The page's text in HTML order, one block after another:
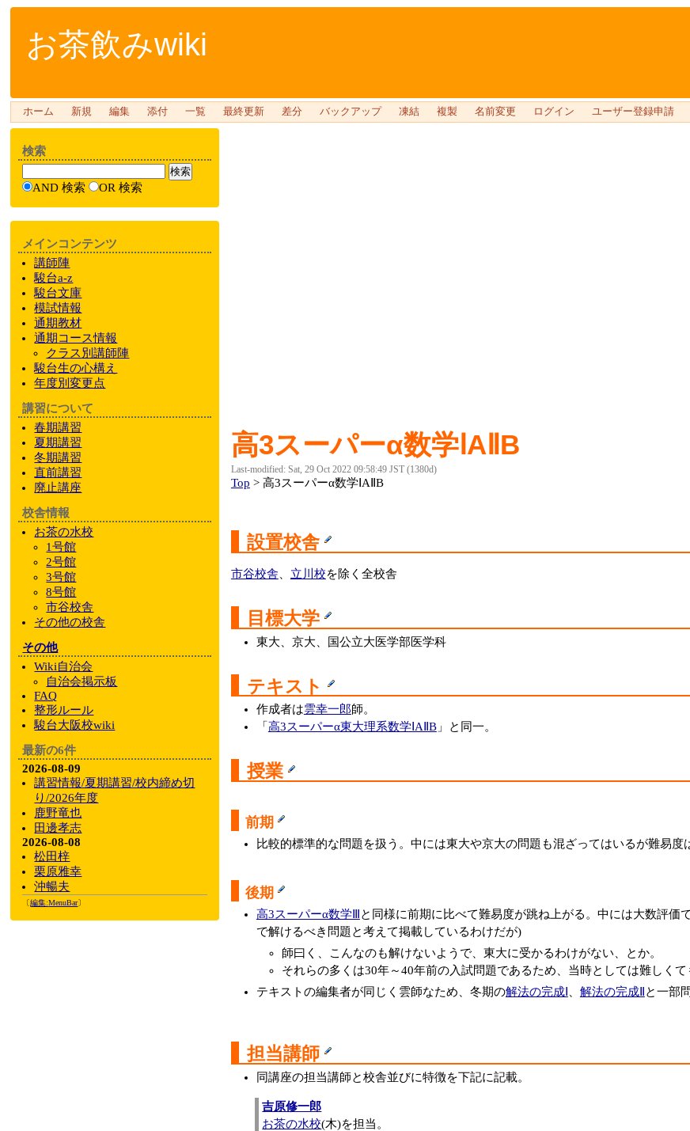
お茶飲みwiki
ホーム 新規 編集 添付 一覧 最終更新 差分 バックアップ 凍結 複製 名前変更 ログイン ユーザー登録申請
高3スーパーα数学ⅠAⅡB
Last-modified: Sat, 29 Oct 2022 09:58:49 JST (1380d)
Top > 高3スーパーα数学ⅠAⅡB
設置校舎
市谷校舎 立川校を除く全校舎
目標大学
東大、京大、国公立大医学部医学科
テキスト
作成者は雲幸一郎師。
「 高3スーパーα東大理系数学ⅠAⅡB」と同一。
授業
前期
比較的標準的な問題を扱う。中には東大や京大の問題も混ざってはいるが難易度
後期
高3スーパーα数学Ⅲ
と同様に前期に比べて難易度が跳ね上がる。中には大数評
で解けるべき問題と考えて掲載しているわけだが)
師曰く、こんなのも解けないようで、東大に受かるわけがない、とか。
それらの多くは30年～40年前の入試問題であるため、当時としては難しく
テキストの編集者が同じく雲師なため、冬期の解法の完成Ⅰ 解法の完成Ⅱ と一部
担当講師
同講座の担当講師と校舎並びに特徴を下記に記載。
吉原修一郎
お茶の水校(木)を担当。
検索
AND 検索 OR 検索
メインコンテンツ
講師陣
駿台a-z
駿台文庫
模試情報
通期教材
通期 コース情報
クラス別講師陣
駿台生の心構え
年度別変更点
講習について
春期講習
夏期講習
冬期講習
直前講習
廃止講座
校舎情報
お茶の水校
1号館
2号館
3号館
8号館
市谷校舎
その他の校舎
その他
Wiki自治会
自治会掲示板
FAQ
整形ルール
駿台大阪校wiki
最新の6件
2026-08-09
講習情報/夏期講習/校内締め切
り/2026年度
鹿野竜也
田邊孝志
2026-08-08
松田梓
栗原雅幸
沖暢夫
〔編集:MenuBar〕